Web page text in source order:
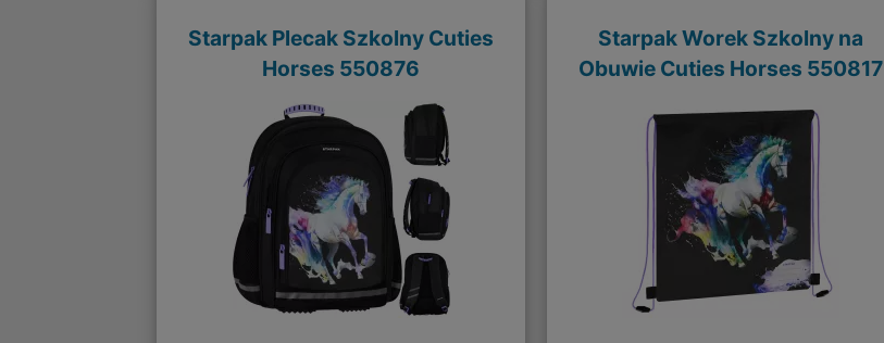
Starpak Plecak Szkolny Cuties
Horses 550876
Starpak Worek Szkolny na
Obuwie Cuties Horses 550817